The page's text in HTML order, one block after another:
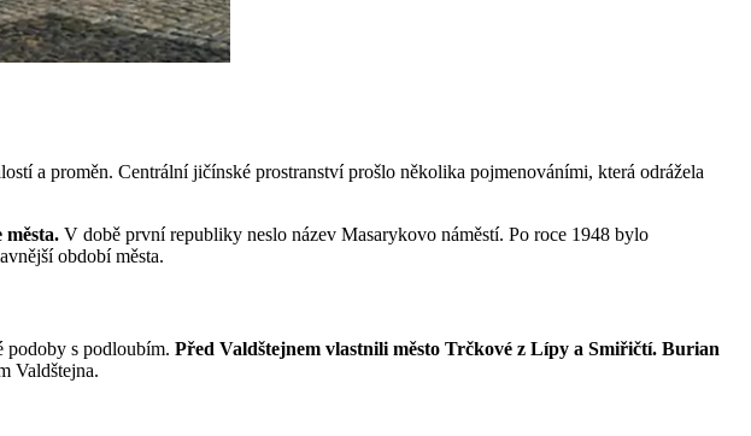
a proměn. Centrální jičínské prostranství prošlo několika pojmenováními, která odrážela
města. V době první republiky neslo název Masarykovo náměstí. Po roce 1948 bylo
období města.
podoby s podloubím. Před Valdštejnem vlastnili město Trčkové z Lípy a Smiřičtí. Burian
Valdštejna.